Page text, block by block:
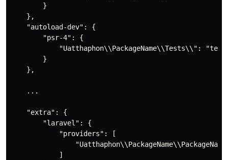
        }
    },
    "autoload-dev": {
        "psr-4": {
"Uatthaphon\\PackageName\\Tests\\":
        }
    },
    ...
    "extra": {
        "laravel": {
            "providers": [
            ]